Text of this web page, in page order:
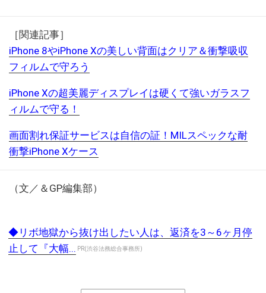
［関連記事］
iPhone 8やiPhone Xの美しい背面はクリア＆衝撃吸収
フィルムで守ろう
iPhone Xの超美麗ディスプレイは硬くて強いガラスフ
ィルムで守る！
画面割れ保証サービスは自信の証！MILスペックな耐
衝撃iPhone Xケース
（文／＆GP編集部）
◆リボ地獄から抜け出したい人は、返済を3～6ヶ月停
止して『大幅... PR(渋谷法務総合事務所)